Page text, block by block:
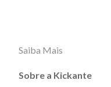
Saiba Mais
Sobre a Kickante